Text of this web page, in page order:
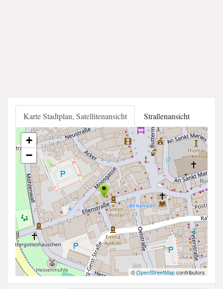
Karte Stadtplan, Satellitenansicht Straßenansicht
+
−
©OpenStreetMapcontributors